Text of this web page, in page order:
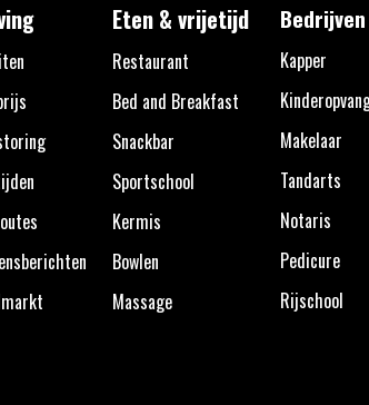
Eten & vrijetijd
Restaurant
Bed and Breakfast
Snackbar
Sportschool
Kermis
Bowlen
Massage
Bedrijven
Kapper
Makelaar
Tandarts
Notaris
Pedicure
Rijschool